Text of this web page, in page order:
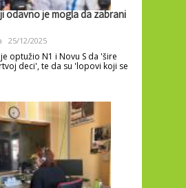
odavno je mogla da zabrani
25/12/2025
optužio N1 i Novu S da 'šire
deci', te da su 'lopovi koji se